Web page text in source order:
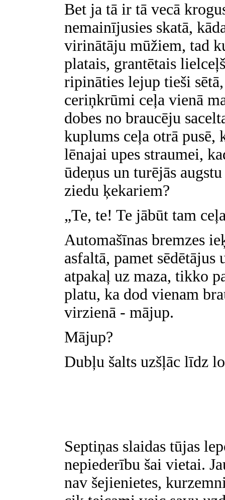
Bet ja tā ir tā vecā
nemainījusies skatā,
virinātāju mūžiem, tad
platais, grantētais
ripināties lejup tieši
ceriņkrūmi ceļa vienā
dobes no braucēju
kuplums ceļa otrā pusē,
lēnajai upes straumei,
ūdeņus un turējās
ziedu ķekariem?
„Te, te! Te jābūt tam
Automašīnas bremzes
asfaltā, pamet
atpakaļ uz maza, tikko
platu, ka dod vienam
virzienā - mājup.
Mājup?
Dubļu šalts uzšļāc līdz
Septiņas slaidas tūjas
nepiederību šai vietai.
nav šejienietes,